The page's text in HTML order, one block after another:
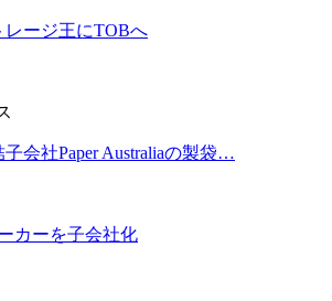
ージ王にTOBへ
会社Paper Australiaの製袋…
カーを子会社化